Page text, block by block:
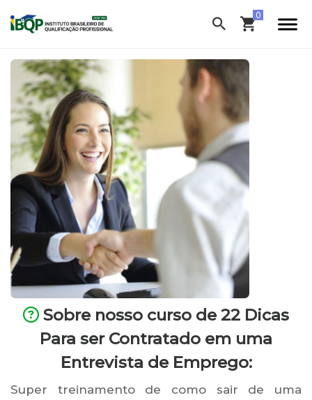
Sobre nosso curso de 22 Dicas
Para ser Contratado em uma
Entrevista de Emprego:
Super treinamento de como sair de uma